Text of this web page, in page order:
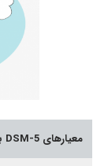
معیارهای 5-DSM برای بی اشتهایی عصبی